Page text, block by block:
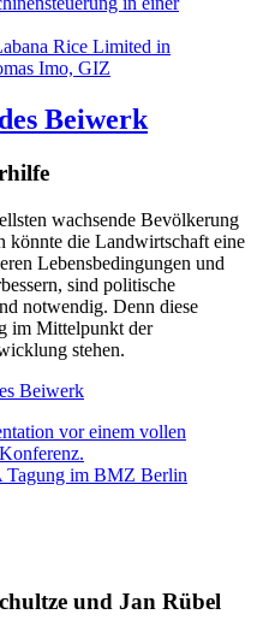
Rice Limited in
Imo, GIZ
Beiwerk
wachsende Bevölkerung
könnte die Landwirtschaft eine
Lebensbedingungen und
sind politische
notwendig. Denn diese
im Mittelpunkt der
stehen.
Beiwerk
Tagung im BMZ Berlin
und Jan Rübel